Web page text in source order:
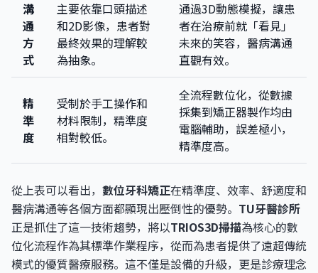
溝
通
方
式
主要依靠口頭描述
和2D影像，患者對
最終效果的理解較
為抽象。
通過3D動態模擬，讓患
者在治療前就「看見」
未來的笑容，醫病溝通
直觀有效。
精
準
度
受制於手工操作和
材料限制，精準度
相對較低。
全流程數位化，從數據
採集到矯正器製作均由
電腦輔助，誤差極小，
精準度高。
從上表可以看出， 數位牙科矯正在精準度、效率、舒適度和
醫病溝通等各個方面都顯現出壓倒性的優勢。 TU牙醫診所
正是抓住了這一技術趨勢，將以TRIOS3D掃描為核心的數
位化流程作為其標準作業程序，從而為患者提供了遠超傳統
模式的優質醫療服務。這不僅是設備的升級，更是診療理念